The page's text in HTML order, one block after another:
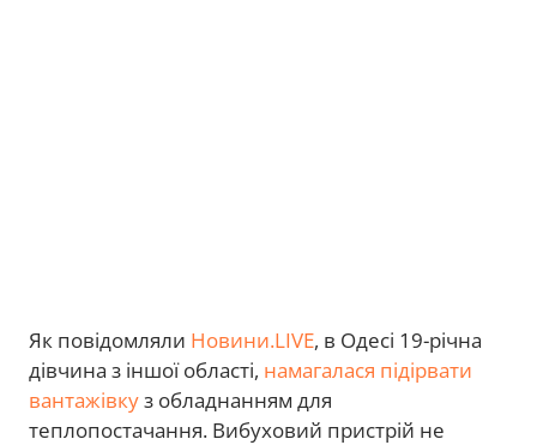
Як повідомляли Новини.LIVE, в Одесі 19-річна
дівчина з іншої області, намагалася підірвати
вантажівкуз обладнанням для
теплопостачання. Вибуховий пристрій не